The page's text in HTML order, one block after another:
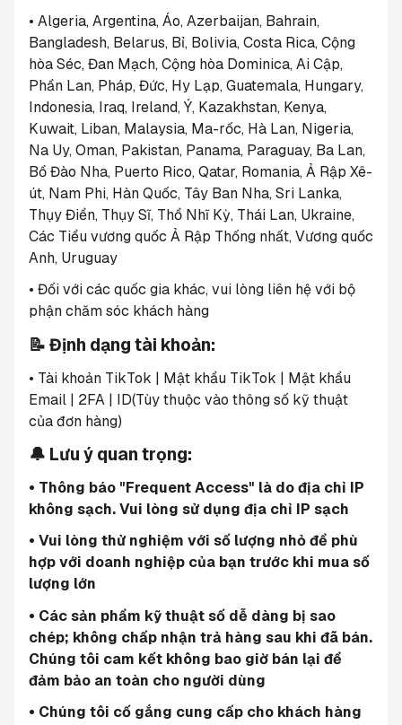
• Algeria, Argentina, Áo, Azerbaijan, Bahrain,
Bangladesh, Belarus, Bỉ, Bolivia, Costa Rica, Cộng
hòa Séc, Đan Mạch, Cộng hòa Dominica, Ai Cập,
Phần Lan, Pháp, Đức, Hy Lạp, Guatemala, Hungary,
Indonesia, Iraq, Ireland, Ý, Kazakhstan, Kenya,
Kuwait, Liban, Malaysia, Ma-rốc, Hà Lan, Nigeria,
Na Uy, Oman, Pakistan, Panama, Paraguay, Ba Lan,
Bồ Đào Nha, Puerto Rico, Qatar, Romania, Ả Rập Xê-
út, Nam Phi, Hàn Quốc, Tây Ban Nha, Sri Lanka,
Thụy Điển, Thụy Sĩ, Thổ Nhĩ Kỳ, Thái Lan, Ukraine,
Các Tiểu vương quốc Ả Rập Thống nhất, Vương quốc
Anh, Uruguay
• Đối với các quốc gia khác, vui lòng liên hệ với bộ
phận chăm sóc khách hàng
📝 Định dạng tài khoản:
• Tài khoản TikTok | Mật khẩu TikTok | Mật khẩu
Email | 2FA | ID(Tùy thuộc vào thông số kỹ thuật
của đơn hàng)
🔔 Lưu ý quan trọng:
• Thông báo "Frequent Access" là do địa chỉ IP
không sạch. Vui lòng sử dụng địa chỉ IP sạch
• Vui lòng thử nghiệm với số lượng nhỏ để phù
hợp với doanh nghiệp của bạn trước khi mua số
lượng lớn
• Các sản phẩm kỹ thuật số dễ dàng bị sao
chép; không chấp nhận trả hàng sau khi đã bán.
Chúng tôi cam kết không bao giờ bán lại để
đảm bảo an toàn cho người dùng
• Chúng tôi cố gắng cung cấp cho khách hàng